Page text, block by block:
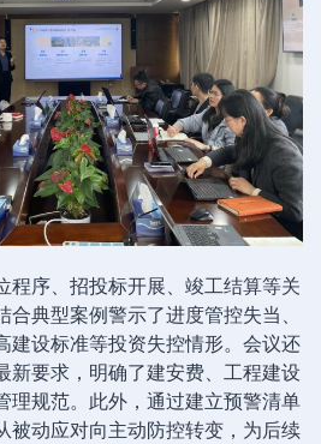
程序、招投标开展、竣工结算等关
典型案例警示了进度管控失当、
建设标准等投资失控情形。会议还
新要求，明确了建安费、工程建设
理规范。此外，通过建立预警清单
被动应对向主动防控转变，为后续